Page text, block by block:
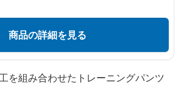
商品の詳細を見る
を組み合わせたトレーニングパンツ